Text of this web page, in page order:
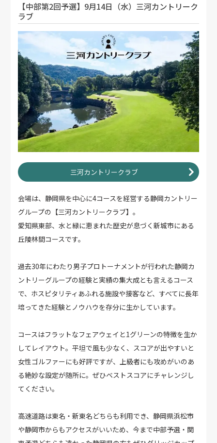
【中部第2回予選】9月14日（水）三河カントリーク
ラブ
三河カントリークラブ
会場は、静岡県を中心に4コースを経営する静岡カントリー
グループの【三河カントリークラブ】。
愛知県東部、水と緑に恵まれた歴史が息づく新城市にある
丘陵林間コースです。
過去30年にわたり男子プロトーナメントが行われた静岡カ
ントリーグループの経験と実績の集大成とも言えるコース
で、ホスピタリティあふれる施設や接客など、すべてに長年
培ってきた経験とノウハウを存分に生かしています。
コースはフラットなフェアウェイと1グリーンの特徴を生か
してレイアウト。平坦で風も少なく、スコアが出やすいと
女性ゴルファーにも好評ですが、上級者にも攻めがいのあ
る絶妙な設定が随所に。ぜひベストスコアにチャレンジし
てください。
高速道路は東名・新東名どちらも利用でき、静岡県浜松市
や静岡市からもアクセスがいいため、今まで中部予選・関